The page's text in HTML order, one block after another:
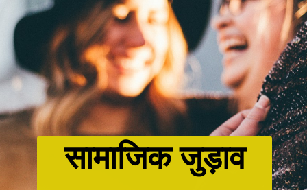
सामाजिक जुड़ाव